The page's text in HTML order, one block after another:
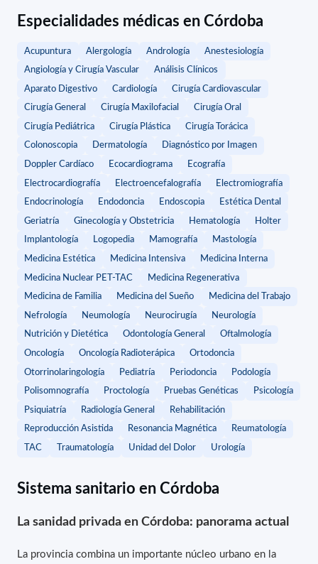
Especialidades médicas en Córdoba
Acupuntura Alergología Andrología Anestesiología
Angiología y Cirugía Vascular Análisis Clínicos
Aparato Digestivo Cardiología Cirugía Cardiovascular
Cirugía General Cirugía Maxilofacial Cirugía Oral
Cirugía Pediátrica Cirugía Plástica Cirugía Torácica
Colonoscopia Dermatología Diagnóstico por Imagen
Doppler Cardíaco Ecocardiograma Ecografía
Electrocardiografía Electroencefalografía Electromiografía
Endocrinología Endodoncia Endoscopia Estética Dental
Geriatría Ginecología y Obstetricia Hematología Holter
Implantología Logopedia Mamografía Mastología
Medicina Estética Medicina Intensiva Medicina Interna
Medicina Nuclear PET-TAC Medicina Regenerativa
Medicina de Familia Medicina del Sueño Medicina del Trabajo
Nefrología Neumología Neurocirugía Neurología
Nutrición y Dietética Odontología General Oftalmología
Oncología Oncología Radioterápica Ortodoncia
Otorrinolaringología Pediatría Periodoncia Podología
Polisomnografía Proctología Pruebas Genéticas Psicología
Psiquiatría Radiología General Rehabilitación
Reproducción Asistida Resonancia Magnética Reumatología
TAC Traumatología Unidad del Dolor Urología
Sistema sanitario en Córdoba
La sanidad privada en Córdoba: panorama actual
La provincia combina un importante núcleo urbano en la